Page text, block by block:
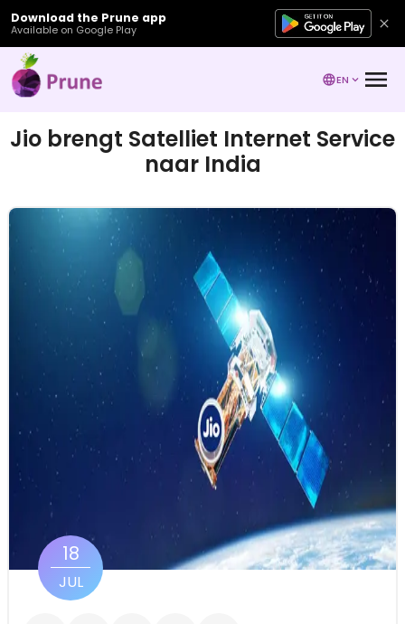
Download the Prune app
Available on Google Play
EN
Jio brengt Satelliet Internet Service
naar India
18
JUL